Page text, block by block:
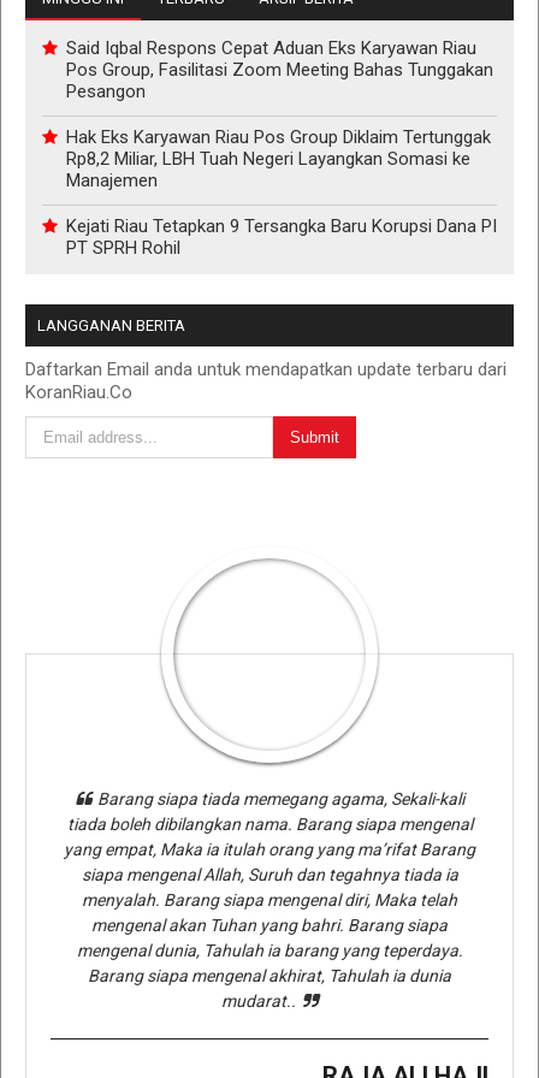
Said Iqbal Respons Cepat Aduan Eks Karyawan Riau
Pos Group, Fasilitasi Zoom Meeting Bahas Tunggakan
Pesangon
Hak Eks Karyawan Riau Pos Group Diklaim Tertunggak
Rp8,2 Miliar, LBH Tuah Negeri Layangkan Somasi ke
Manajemen
Kejati Riau Tetapkan 9 Tersangka Baru Korupsi Dana PI
PT SPRH Rohil
LANGGANAN BERITA
Daftarkan Email anda untuk mendapatkan update terbaru dari
KoranRiau.Co
Barang siapa tiada memegang agama, Sekali-kali
tiada boleh dibilangkan nama. Barang siapa mengenal
yang empat, Maka ia itulah orang yang ma’rifat Barang
siapa mengenal Allah, Suruh dan tegahnya tiada ia
menyalah. Barang siapa mengenal diri, Maka telah
mengenal akan Tuhan yang bahri. Barang siapa
mengenal dunia, Tahulah ia barang yang teperdaya.
Barang siapa mengenal akhirat, Tahulah ia dunia
mudarat..